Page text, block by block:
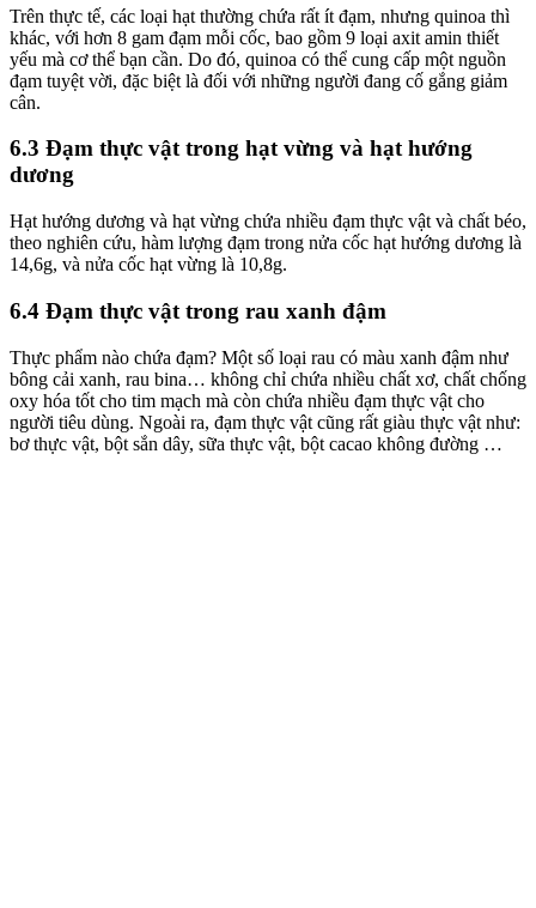
Trên thực tế, các loại hạt thường chứa rất ít đạm, nhưng quinoa thì
khác, với hơn 8 gam đạm mỗi cốc, bao gồm 9 loại axit amin thiết
yếu mà cơ thể bạn cần. Do đó, quinoa có thể cung cấp một nguồn
đạm tuyệt vời, đặc biệt là đối với những người đang cố gắng giảm
cân.
6.3 Đạm thực vật trong hạt vừng và hạt hướng
dương
Hạt hướng dương và hạt vừng chứa nhiều đạm thực vật và chất béo,
theo nghiên cứu, hàm lượng đạm trong nửa cốc hạt hướng dương là
14,6g, và nửa cốc hạt vừng là 10,8g.
6.4 Đạm thực vật trong rau xanh đậm
Thực phẩm nào chứa đạm? Một số loại rau có màu xanh đậm như
bông cải xanh, rau bina… không chỉ chứa nhiều chất xơ, chất chống
oxy hóa tốt cho tim mạch mà còn chứa nhiều đạm thực vật cho
người tiêu dùng. Ngoài ra, đạm thực vật cũng rất giàu thực vật như:
bơ thực vật, bột sắn dây, sữa thực vật, bột cacao không đường …